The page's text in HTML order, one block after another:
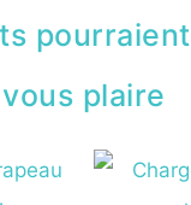
pourraient
plaire